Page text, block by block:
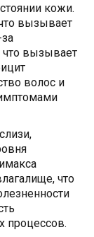
кожи.
вызывает
что вызывает
волос и
что
процессов.